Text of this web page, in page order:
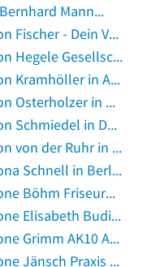
bis Simon Bernhard Mann u.Mode in Gernsheim, Rhein
bis Simon Fischer - Dein Vermögensberater in Gremsdorf
bis Simon Hegele Gesellschaft für Logistik und Service mbH in Uffenheim
bis Simon Kramhöller in Aholming
bis Simon Osterholzer in Kirchham, Niederbayern
bis Simon Schmiedel in Düren, Rheinland
bis Simon von der Ruhr in Erkelenz
bis Simona Schnell in Berlin
bis Simone Böhm Friseurmeisterin in Malsfeld
bis Simone Elisabeth Budich Verkauf von Aura-Soma Produkten in Lehre
bis Simone Grimm AK10 Architektur-Innenarchitektur in Düsseldorf
bis Simone Jänsch Praxis für Physiotherapie in Worpswede